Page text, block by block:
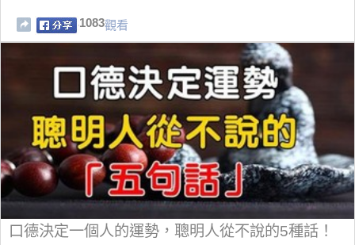
1083觀看
口德決定一個人的運勢，聰明人從不說的5種話！